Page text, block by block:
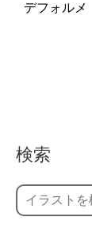
デフォルメ
検索